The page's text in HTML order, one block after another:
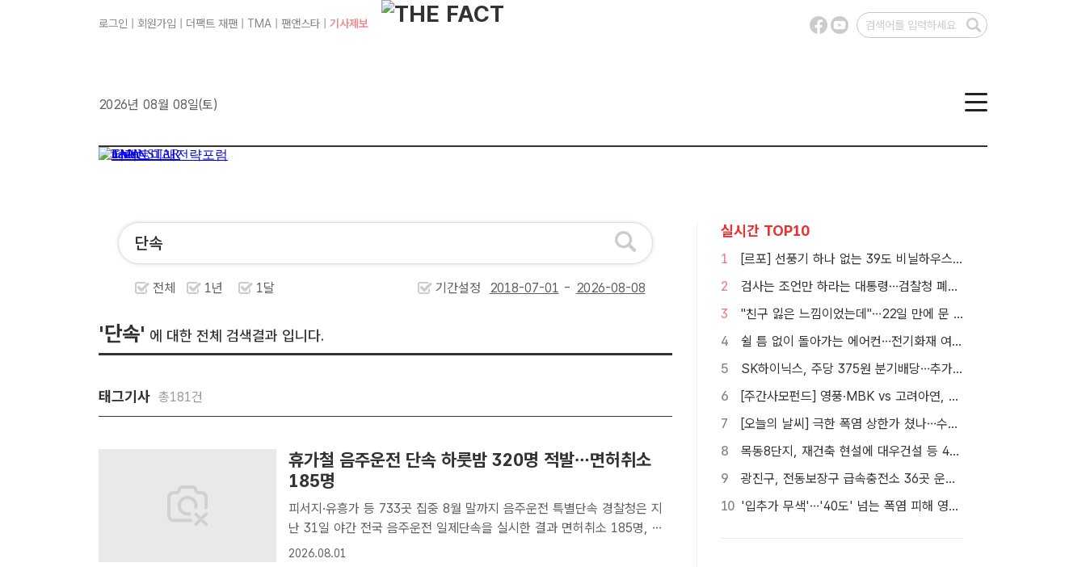
로그인 회원가입 더팩트 재팬 TMA 팬앤스타 기사제보
2026년 08월 08일(토)
전체 1년 1달 기간설정 -
'단속' 에 대한 전체 검색결과 입니다.
태그기사 총181건
휴가철 음주운전 단속 하룻밤 320명 적발…면허취소
185명
피서지·유흥가 등 733곳 집중 8월 말까지 음주운전 특별단속 경찰청은 지
난 31일 야간 전국 음주운전 일제단속을 실시한 결과 면허취소 185명, 면
허정지 129명, 측정거부 6명 등 총 320명을 적발했다고 1일 밝혔다./경찰
2026.08.01
실시간 TOP10
1
[르포] 선풍기 하나 없는 39도 비닐하우스…이주노동자의 '악몽같은 폭염'
2
검사는 조언만 하라는 대통령…검찰청 폐지 앞둔 합수본 '딜레마'
3
"친구 잃은 느낌이었는데"…22일 만에 문 연 홈플러스 가보니[TF현장]
4
쉴 틈 없이 돌아가는 에어컨…전기화재 여름철에 몰린다
5
SK하이닉스, 주당 375원 분기배당…추가 주주환원 예고
6
[주간사모펀드] 영풍·MBK vs 고려아연, 美 제련소 이름 두고 고발전
7
[오늘의 날씨] 극한 폭염 상한가 쳤나…수도권 소나기, 동해안에 폭우
8
목동8단지, 재건축 현설에 대우건설 등 4곳…경쟁 입찰 성사될까
9
광진구, 전동보장구 급속충전소 36곳 운영…수리비도 지원
10
'입추가 무색'…'40도' 넘는 폭염 피해 영화관으로 [TF사진관]